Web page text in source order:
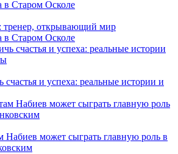
открывающий мир
в Старом Осколе
счастья и успеха: реальные истории и
Набиев может сыграть главную роль в